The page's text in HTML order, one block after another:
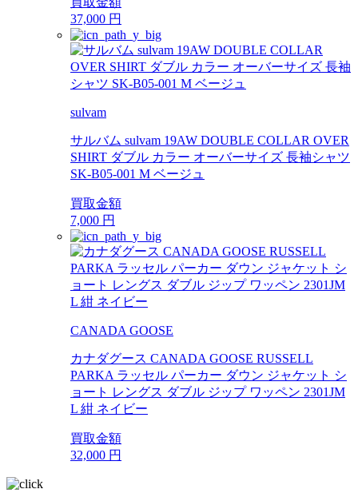
37,000 円
sulvam
サルバム sulvam 19AW DOUBLE COLLAR OVER
SHIRT ダブル カラー オーバーサイズ 長袖シャツ
SK-B05-001 M ベージュ
買取金額
7,000 円
CANADA GOOSE
カナダグース CANADA GOOSE RUSSELL
PARKA ラッセル パーカー ダウン ジャケット シ
ョート レングス ダブル ジップ ワッペン 2301JM
L 紺 ネイビー
買取金額
32,000 円